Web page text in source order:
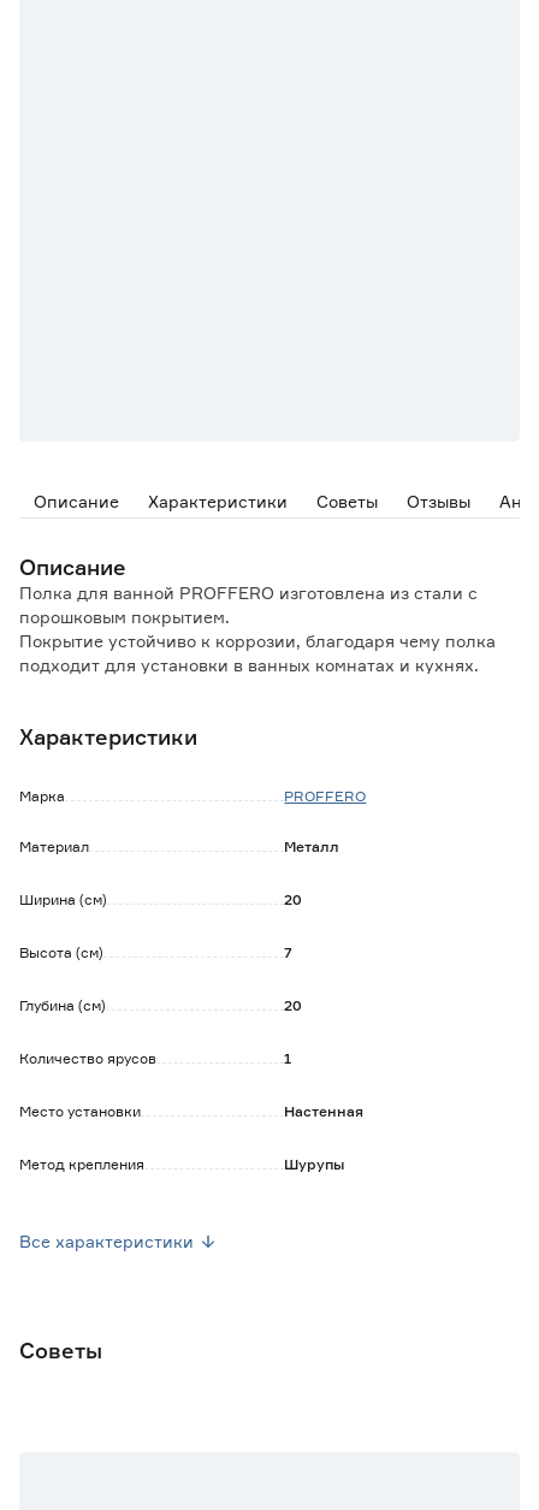
Описание Характеристики Советы Отзывы
Описание
Полка для ванной PROFFERO изготовлена из стали с
порошковым покрытием.
Покрытие устойчиво к коррозии, благодаря чему полка
подходит для установки в ванных комнатах и кухнях.
Ограничители исключают падение расположенных на
Обратите внимание:
Изделие не предназначено для размещения в мокрой
Характеристики
Марка PROFFERO
Материал Металл
Ширина (см) 20
Высота (см) 7
Глубина (см) 20
Количество ярусов 1
Место установки Настенная
Метод крепления Шурупы
Все характеристики
Советы